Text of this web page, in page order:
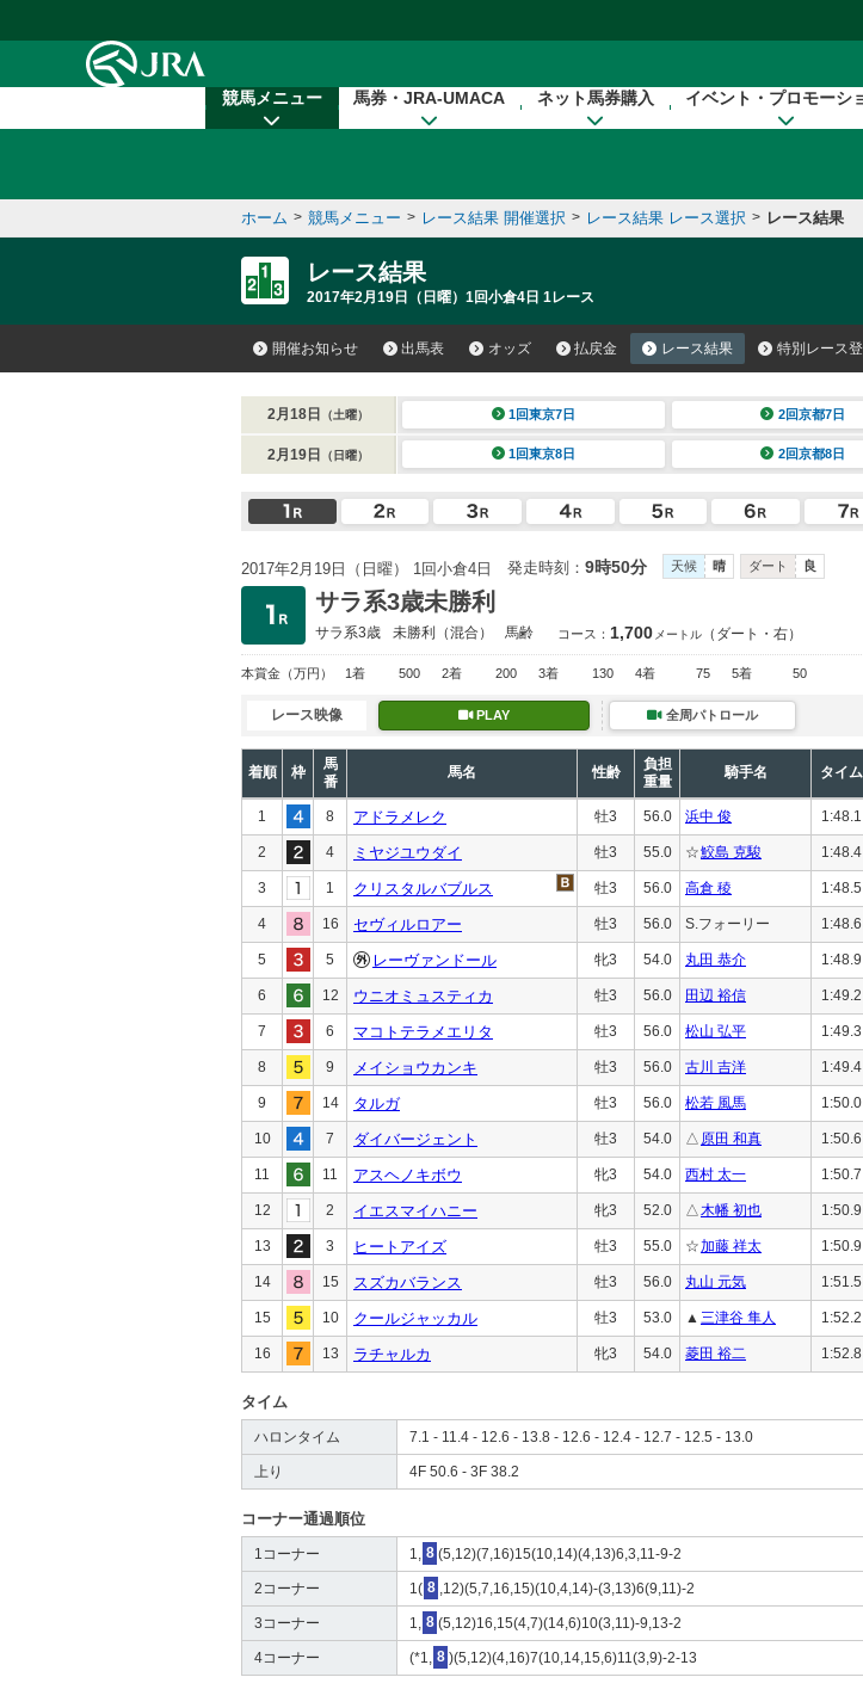
競馬メニュー 馬券・JRA-UMACA ネット馬券購入 イベント・プロモーシ
ホーム > 競馬メニュー > レース結果 開催選択 > レース結果 レース選択 > レース結果
レース結果
2017年2月19日（日曜）1回小倉4日 1レース
開催お知らせ 出馬表 オッズ 払戻金 レース結果 特別レース
2月18日 （土曜） 1回東京7日 2回京都7日
2月19日 （日曜） 1回東京8日 2回京都8日
2017年2月19日（日曜） 1回小倉4日 発走時刻： 9時50分 天候 晴 ダート 良
サラ系3歳未勝利
サラ系3歳 未勝利 （混合） 馬齢 コース： 1,700 メートル （ダート・右）
本賞金 （万円） 1着 500 2着 200 3着 130 4着 75 5着 50
レース映像 PLAY 全周パトロール
着順 枠
馬
番
馬名 性齢
負担
重量
騎手名 タイム
1 8 アドラメレク 牡3 56.0 浜中 俊 1:48.1
2 4 ミヤジユウダイ 牡3 55.0 ☆鮫島 克駿 1:48.4
3 1 クリスタルバブルス 牡3 56.0 高倉 稜 1:48.5
4 16 セヴィルロアー 牡3 56.0 S.フォーリー 1:48.6
5 5 レーヴァンドール 牝3 54.0 丸田 恭介 1:48.9
6 12 ウニオミュスティカ 牡3 56.0 田辺 裕信 1:49.2
7 6 マコトテラメエリタ 牡3 56.0 松山 弘平 1:49.3
8 9 メイショウカンキ 牡3 56.0 古川 吉洋 1:49.4
9 14 タルガ 牡3 56.0 松若 風馬 1:50.0
10 7 ダイバージェント 牡3 54.0 △ 原田 和真 1:50.6
11 11 アスヘノキボウ 牝3 54.0 西村 太一 1:50.7
12 2 イエスマイハニー 牝3 52.0 △木幡 初也 1:50.9
13 3 ヒートアイズ 牡3 55.0 ☆加藤 祥太 1:50.9
14 15 スズカバランス 牡3 56.0 丸山 元気 1:51.5
15 10 クールジャッカル 牡3 53.0 ▲ 三津谷 隼人 1:52.2
16 13 ラチャルカ 牝3 54.0 菱田 裕二 1:52.8
タイム
ハロンタイム 7.1 - 11.4 - 12.6 - 13.8 - 12.6 - 12.4 - 12.7 - 12.5 - 13.0
上り 4F 50.6 - 3F 38.2
コーナー通過順位
1コーナー 1, 8 (5,12)(7,16)15(10,14)(4,13)6,3,11-9-2
2コーナー 1( 8 ,12)(5,7,16,15)(10,4,14)-(3,13)6(9,11)-2
3コーナー 1, 8 (5,12)16,15(4,7)(14,6)10(3,11)-9,13-2
4コーナー (*1, 8 )(5,12)(4,16)7(10,14,15,6)11(3,9)-2-13